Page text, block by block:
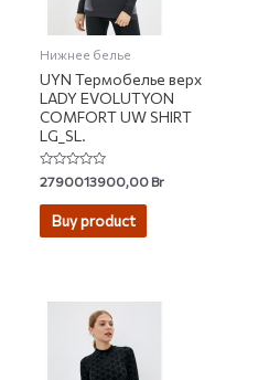
Нижнее белье
UYN Термобелье верх
LADY EVOLUTYON
COMFORT UW SHIRT
LG_SL.
Rated
0
out
2790013900,00Br
Buy product